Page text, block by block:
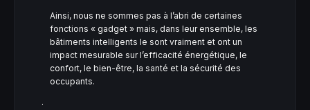
Ainsi, nous ne sommes pas à l’abri de certaines
fonctions « gadget » mais, dans leur ensemble, les
bâtiments intelligents le sont vraiment et ont un
impact mesurable sur l’efficacité énergétique, le
confort, le bien-être, la santé et la sécurité des
occupants.
.